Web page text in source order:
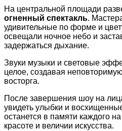
На центральной площади
огненный спектакль.
удивительные по форме и
освещали ночное небо и
задержаться дыхание.
Звуки музыки и световые
целое, создавая
восторга.
После завершения шоу на
увидеть улыбки и
останется в памяти каждого
красоте и величии искусства.